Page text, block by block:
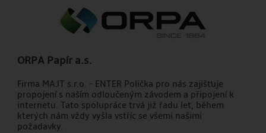
ORPA Papír a.s.
Firma MAJT s.r.o. - ENTER Polička pro nás zajišťuje
propojení s naším odloučeným závodem a připojení k
internetu. Tato spolupráce trvá již řadu let, během
kterých nám vždy vyšla vstříc se všemi našimi
požadavky.